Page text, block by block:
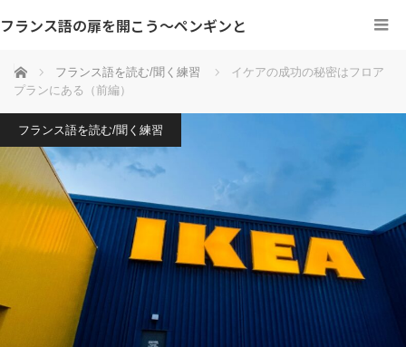
フランス語の扉を開こう～ペンギンと
ホーム フランス語を読む/聞く練習
イケアの成功の秘密はフロア
プランにある（前編）
フランス語を読む/聞く練習